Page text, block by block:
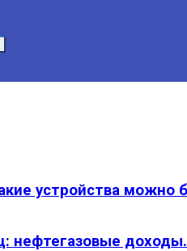
устройства можно
нефтегазовые